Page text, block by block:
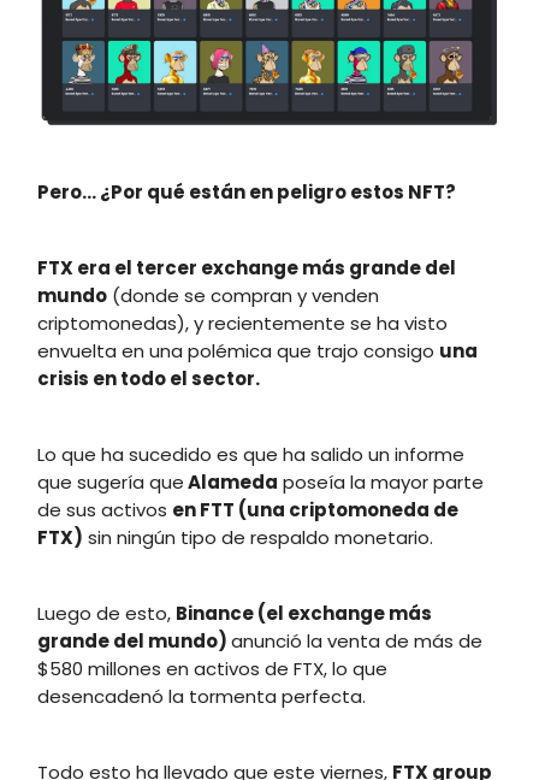
Pero...¿Por qué están en peligro estos NFT?
FTX era el tercer exchange más grande del
mundo (donde se compran y venden
criptomonedas), y recientemente se ha visto
envuelta en una polémica que trajo consigo una
crisis en todo el sector.
Lo que ha sucedido es que ha salido un informe
que sugería queAlameda poseía la mayor parte
de sus activos en FTT (una criptomoneda de
FTX) sin ningún tipo de respaldo monetario.
Luego de esto, Binance (el exchange más
grande del mundo)anunció la venta de más de
$580 millones en activos de FTX, lo que
desencadenó la tormenta perfecta.
Todo esto ha llevado que este viernes, FTX group